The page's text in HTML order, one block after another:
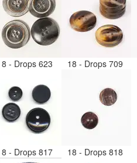
- Drops 623 18 - Drops 709
- Drops 817 18 - Drops 818